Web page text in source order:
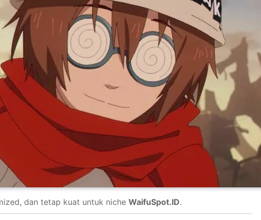
dan tetap kuat untuk nicheWaifuSpot.ID.